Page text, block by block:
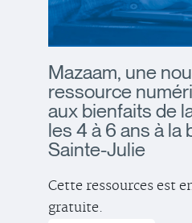
Mazaam, une
ressource
aux bienfaits de
les 4 à 6 ans à la
Sainte-Julie
Cette ressources est
gratuite.